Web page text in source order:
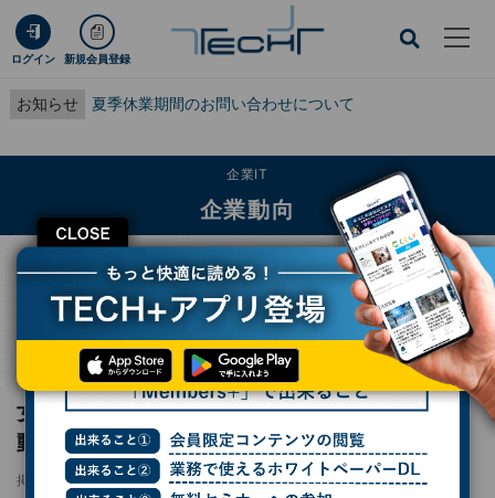
ログイン 新規会員登録
お知らせ 夏季休業期間のお問い合わせについて
CLOSE
企業IT
企業動向
TECH+ 企業IT
企業動向
女性社員を支援するコミュニティを日本で始動したTD SYNNEX、DE&Iの戦略と
レポート
女性社員を支援するコミュニティを日本で始
動したTD SYNNEX、DE&Iの戦略とは？
掲載日 2025/05/02 16:45